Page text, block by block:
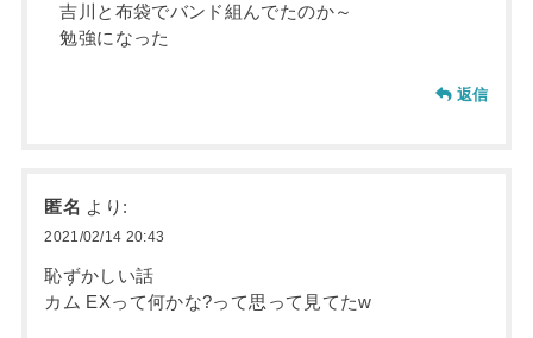
吉川と布袋でバンド組んでたのか～
勉強になった
返信
匿名 より:
2021/02/14 20:43
恥ずかしい話
カム EXって何かな?って思って見てたw